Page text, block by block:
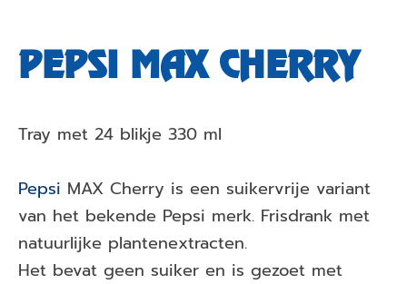
PEPSI MAX CHERRY
Tray met 24 blikje 330 ml
Pepsi MAX Cherry is een suikervrije variant
van het bekende Pepsi merk. Frisdrank met
natuurlijke plantenextracten.
Het bevat geen suiker en is gezoet met